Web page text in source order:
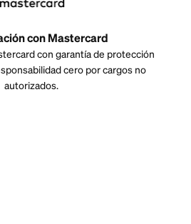
con Mastercard
con garantía de protección
cero por cargos no
autorizados.